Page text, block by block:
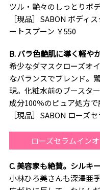
ツル・艶々のしっとりボ
［現品］SABON ボディ
ートスプーン ￥550
B. バラ色艶肌に導く軽や
希少なダマスクローズオ
なバランスでブレンド。
現。化粧水前のブースタ
成分100％のピュア処方で
［現品］SABON ロー
ローズセラムイン
C. 美容家も絶賛。シルキ
小林ひろ美さんも深澤亜